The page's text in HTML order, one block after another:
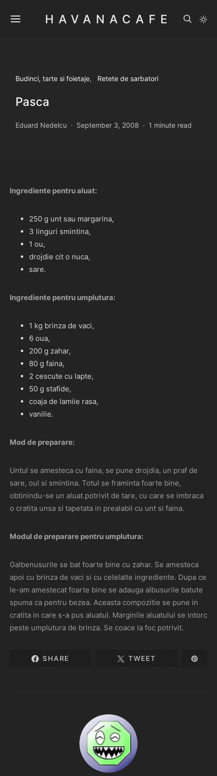
HAVANACAFE
Budinci, tarte si foietaje Retete de sarbatori
Pasca
Eduard Nedelcu September 3, 2008 1 minute read
Ingrediente pentru aluat:
250 g unt sau margarina,
3 linguri smintina,
1 ou,
drojdie cit o nuca,
sare.
Ingrediente pentru umplutura:
1 kg brinza de vaci,
6 oua,
200 g zahar,
80 g faina,
2 cescute cu lapte,
50 g stafide,
coaja de lamiie rasa,
vanilie.
Mod de preparare:
Untul se amesteca cu faina, se pune drojdia, un praf de
sare, oul si smintina. Totul se framinta foarte bine,
obtinindu-se un aluat potrivit de tare, cu care se imbraca
o cratita unsa si tapetata in prealabil cu unt si faina.
Modul de preparare pentru umplutura:
Galbenusurile se bat foarte bine cu zahar. Se amesteca
apoi cu brinza de vaci si cu celelalte ingrediente. Dupa ce
le-am amestecat foarte bine se adauga albusurile batute
spuma ca pentru bezea. Aceasta compozitie se pune in
cratita in care s-a pus aluatul. Marginile aluatului se intorc
peste umplutura de brinza. Se coace la foc potrivit.
SHARE TWEET